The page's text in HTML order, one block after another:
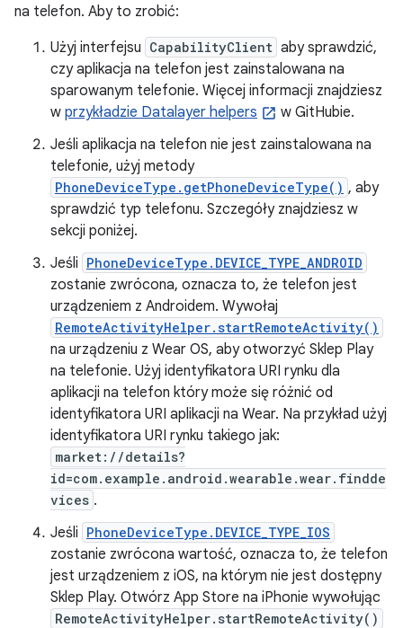
na telefon. Aby to zrobić:
Użyj interfejsu CapabilityClient aby sprawdzić,
czy aplikacja na telefon jest zainstalowana na
sparowanym telefonie. Więcej informacji znajdziesz
w przykładzie Datalayer helpers
w GitHubie.
Jeśli aplikacja na telefon nie jest zainstalowana na
telefonie, użyj metody
PhoneDeviceType.getPhoneDeviceType() , aby
sprawdzić typ telefonu. Szczegóły znajdziesz w
sekcji poniżej.
Jeśli PhoneDeviceType.DEVICE_TYPE_ANDROID
zostanie zwrócona, oznacza to, że telefon jest
urządzeniem z Androidem. Wywołaj
RemoteActivityHelper.startRemoteActivity()
na urządzeniu z Wear OS, aby otworzyć Sklep Play
na telefonie. Użyj identyfikatora URI rynku dla
aplikacji na telefon który może się różnić od
identyfikatora URI aplikacji na Wear. Na przykład użyj
identyfikatora URI rynku takiego jak:
market://details?
id=com.example.android.wearable.wear.findde
vices .
Jeśli PhoneDeviceType.DEVICE_TYPE_IOS
zostanie zwrócona wartość, oznacza to, że telefon
jest urządzeniem z iOS, na którym nie jest dostępny
Sklep Play. Otwórz App Store na iPhonie wywołując
RemoteActivityHelper.startRemoteActivity()